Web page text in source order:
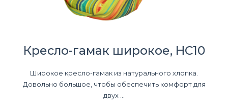
Кресло-гамак широкое, HC10
Широкое кресло-гамак из натурального хлопка.
Довольно большое, чтобы обеспечить комфорт для
двух ...